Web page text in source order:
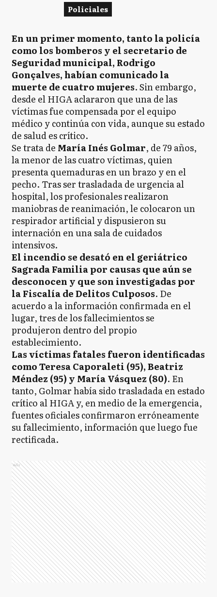
Policiales
En un primer momento, tanto la policía
como los bomberos y el secretario de
Seguridad municipal, Rodrigo
Gonçalves, habían comunicado la
muerte de cuatro mujeres. Sin embargo,
desde el HIGA aclararon que una de las
víctimas fue compensada por el equipo
médico y continúa con vida, aunque su estado
de salud es crítico.
Se trata de María Inés Golmar, de 79 años,
la menor de las cuatro víctimas, quien
presenta quemaduras en un brazo y en el
pecho. Tras ser trasladada de urgencia al
hospital, los profesionales realizaron
maniobras de reanimación, le colocaron un
respirador artificial y dispusieron su
internación en una sala de cuidados
intensivos.
El incendio se desató en el geriátrico
Sagrada Familia por causas que aún se
desconocen y que son investigadas por
la Fiscalía de Delitos Culposos. De
acuerdo a la información confirmada en el
lugar, tres de los fallecimientos se
produjeron dentro del propio
establecimiento.
Las víctimas fatales fueron identificadas
como Teresa Caporaleti (95), Beatriz
Méndez (95) y María Vásquez (80). En
tanto, Golmar había sido trasladada en estado
crítico al HIGA y, en medio de la emergencia,
fuentes oficiales confirmaron erróneamente
su fallecimiento, información que luego fue
rectificada.
Ads